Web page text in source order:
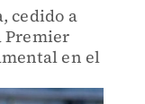
cedido a
Premier
en el